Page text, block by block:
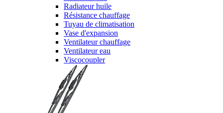
Radiateur huile
Résistance chauffage
Tuyau de climatisation
Vase d'expansion
Ventilateur chauffage
Ventilateur eau
Viscocoupler